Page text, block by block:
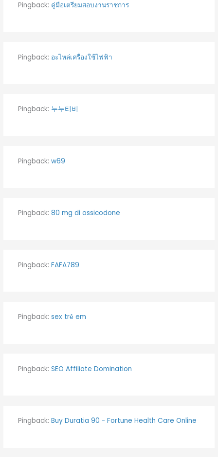
Pingback: คู่มือเตรียมสอบงานราชการ
Pingback: อะไหล่เครื่องใช้ไฟฟ้า
Pingback: 누누티비
Pingback: w69
Pingback: 80 mg di ossicodone
Pingback: FAFA789
Pingback: sex trẻ em
Pingback: SEO Affiliate Domination
Pingback: Buy Duratia 90 - Fortune Health Care Online